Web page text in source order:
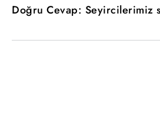
Doğru Cevap: Seyircilerimiz